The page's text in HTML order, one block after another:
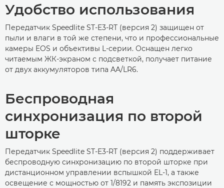
Удобство использования
Передатчик Speedlite ST-E3-RT (версия 2) защищен от
пыли и влаги в той же степени, что и профессиональные
камеры EOS и объективы L-серии. Оснащен легко
читаемым ЖК-экраном с подсветкой, получает питание
от двух аккумуляторов типа AA/LR6.
Беспроводная
синхронизация по второй
шторке
Передатчик Speedlite ST-E3-RT (версия 2) поддерживает
беспроводную синхронизацию по второй шторке при
дистанционном управлении вспышкой EL-1, а также
освещение с мощностью от 1/8192 и память экспозиции